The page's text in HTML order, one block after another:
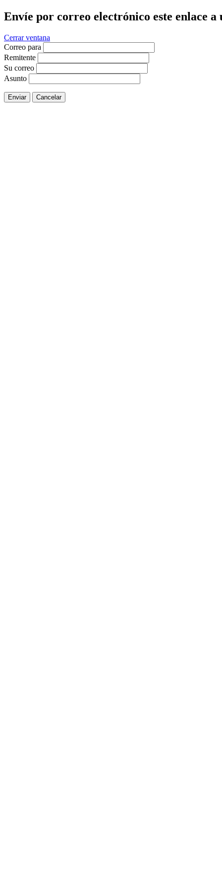
Envíe por correo electrónico este enlace a
Cerrar ventana
Correo para
Remitente
Su correo
Asunto
Enviar Cancelar